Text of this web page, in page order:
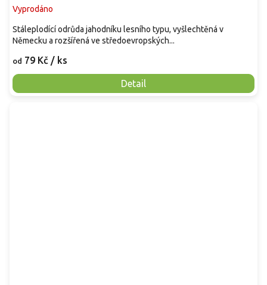
Vyprodáno
od 79 Kč / ks
Detail
Stáleplodící odrůda jahodníku lesního typu, vyšlechtěná v
Německu a rozšířená ve středoevropských...